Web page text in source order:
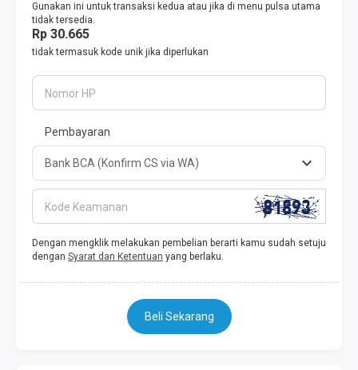
Gunakan ini untuk transaksi kedua atau jika di menu pulsa utama
tidak tersedia.
Rp 30.665
tidak termasuk kode unik jika diperlukan
Nomor HP
Pembayaran
Kode Keamanan
Dengan mengklik melakukan pembelian berarti kamu sudah setuju
dengan Syarat dan Ketentuan yang berlaku.
Beli Sekarang